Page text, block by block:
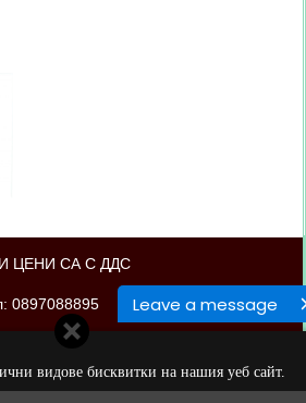
Leave a message
видове бисквитки на нашия уеб сайт.
ЦЕНИ СА С ДДС
0897088895
от PORTOKAL.biz